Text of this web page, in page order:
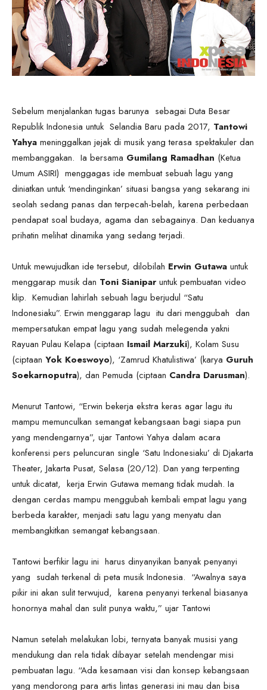
Sebelum menjalankan tugas barunya sebagai Duta Besar
Republik Indonesia untuk Selandia Baru pada 2017, Tantowi
Yahya meninggalkan jejak di musik yang terasa spektakuler dan
membanggakan. Ia bersama Gumilang Ramadhan (Ketua
Umum ASIRI) menggagas ide membuat sebuah lagu yang
diniatkan untuk ‘mendinginkan’ situasi bangsa yang sekarang ini
seolah sedang panas dan terpecah-belah, karena perbedaan
pendapat soal budaya, agama dan sebagainya. Dan keduanya
prihatin melihat dinamika yang sedang terjadi.
Untuk mewujudkan ide tersebut, dilobilah Erwin Gutawa untuk
menggarap musik dan Toni Sianiparuntuk pembuatan video
klip. Kemudian lahirlah sebuah lagu berjudul “Satu
Indonesiaku”. Erwin menggarap lagu itu dari menggubah dan
mempersatukan empat lagu yang sudah melegenda yakni
Rayuan Pulau Kelapa (ciptaan Ismail Marzuki), Kolam Susu
(ciptaan Yok Koeswoyo), ‘Zamrud Khatulistiwa’ (karya Guruh
Soekarnoputra), dan Pemuda (ciptaan Candra Darusman).
Menurut Tantowi, “Erwin bekerja ekstra keras agar lagu itu
mampu memunculkan semangat kebangsaan bagi siapa pun
yang mendengarnya”, ujar Tantowi Yahya dalam acara
konferensi pers peluncuran single ‘Satu Indonesiaku’ di Djakarta
Theater, Jakarta Pusat, Selasa (20/12). Dan yang terpenting
untuk dicatat, kerja Erwin Gutawa memang tidak mudah. Ia
dengan cerdas mampu menggubah kembali empat lagu yang
berbeda karakter, menjadi satu lagu yang menyatu dan
membangkitkan semangat kebangsaan.
Tantowi berfikir lagu ini harus dinyanyikan banyak penyanyi
yang sudah terkenal di peta musik Indonesia. “Awalnya saya
pikir ini akan sulit terwujud, karena penyanyi terkenal biasanya
honornya mahal dan sulit punya waktu,” ujar Tantowi
Namun setelah melakukan lobi, ternyata banyak musisi yang
mendukung dan rela tidak dibayar setelah mendengar misi
pembuatan lagu. “Ada kesamaan visi dan konsep kebangsaan
yang mendorong para artis lintas generasi ini mau dan bisa